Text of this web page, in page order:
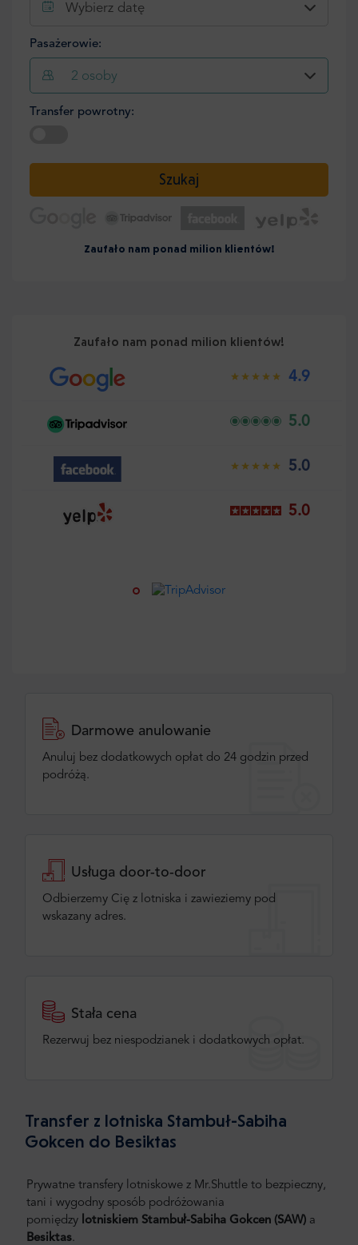
Wybierz datę
Pasażerowie:
2 osoby
Transfer powrotny:
Szukaj
Zaufało nam ponad milion klientów!
Zaufało nam ponad milion klientów!
4.9
5.0
5.0
5.0
Darmowe anulowanie
Anuluj bez dodatkowych opłat do 24 godzin przed
podróżą.
Usługa door-to-door
Odbierzemy Cię z lotniska i zawieziemy pod
wskazany adres.
Stała cena
Rezerwuj bez niespodzianek i dodatkowych opłat.
Transfer z lotniska Stambuł-Sabiha
Gokcen do Besiktas
Prywatne transfery lotniskowe z Mr.Shuttle to bezpieczny,
tani i wygodny sposób podróżowania
pomiędzy lotniskiem Stambuł-Sabiha Gokcen (SAW) a
Besiktas.